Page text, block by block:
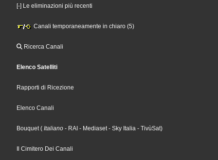
[-] Le eliminazioni più recenti
Canali temporaneamente in chiaro (5)
Ricerca Canali
Elenco Satelliti
Rapporti di Ricezione
Elenco Canali
Bouquet( Italiano - RAI - Mediaset- Sky Italia - TivùSat)
Il Cimitero Dei Canali